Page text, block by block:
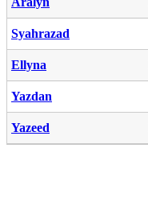
Syahrazad
Ellyna
Yazdan
Yazeed